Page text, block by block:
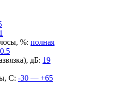
%: полная
0.5
дБ: 19
С: -30 — +65